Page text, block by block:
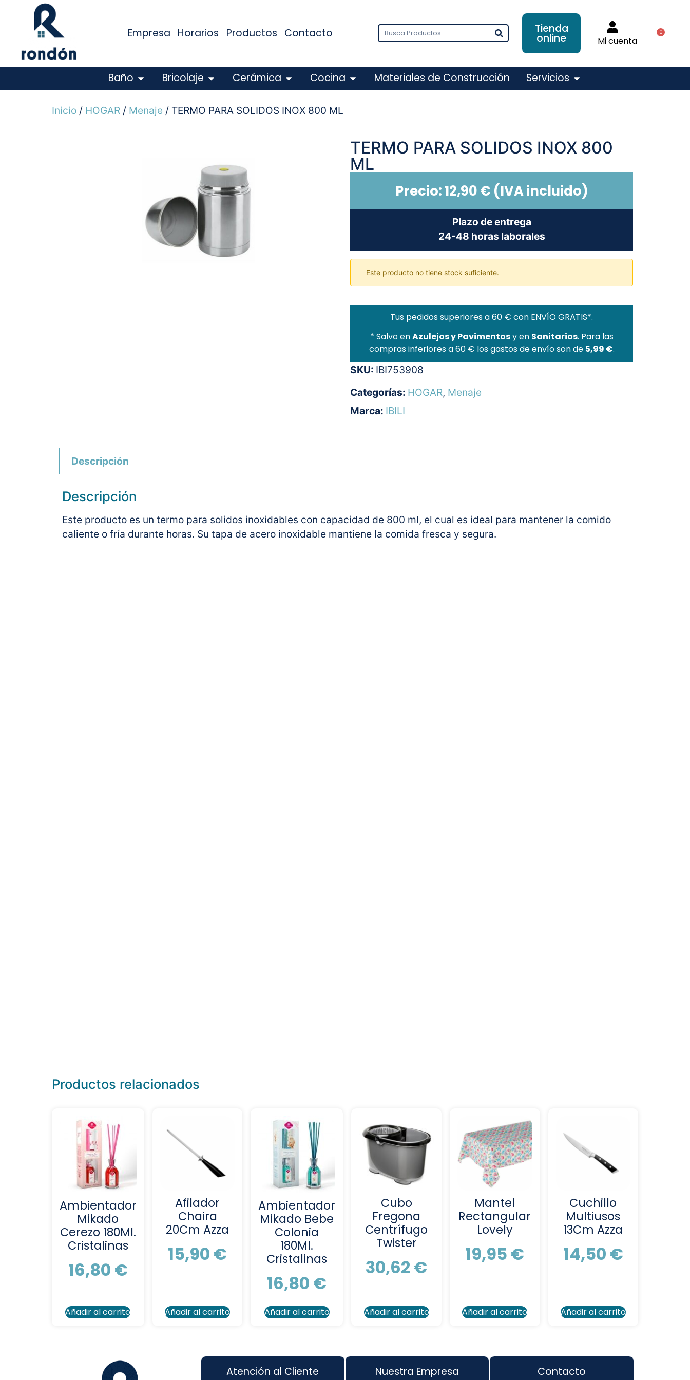
Empresa Horarios Productos Contacto Tienda
online Mi cuenta
0
Baño Bricolaje Cerámica Cocina Materiales de Construcción Servicios
Inicio/ HOGAR/ Menaje/ TERMO PARA SOLIDOS INOX 800 ML
TERMO PARA SOLIDOS INOX 800
ML
Precio:12,90€ (IVA incluido)
Plazo de entrega
24-48 horas laborales
Este producto no tiene stock suficiente.
Tus pedidos superiores a 60 € con ENVÍO GRATIS*.
* Salvo enAzulejos y Pavimentosy en Sanitarios. Para las
compras inferiores a 60 € los gastos de envío son de 5,99 €.
SKU: IBI753908
Categorías: HOGAR, Menaje
Marca: IBILI
Descripción
Descripción
Este producto es un termo para solidos inoxidables con capacidad de 800 ml, el cual es ideal para mantener la comido
caliente o fría durante horas. Su tapa de acero inoxidable mantiene la comida fresca y segura.
Productos relacionados
Ambientador
Mikado
Cerezo 180Ml.
Cristalinas
16,80 €
Añadir al carrito
Afilador
Chaira
20Cm Azza
15,90 €
Añadir al carrito
Ambientador
Mikado Bebe
Colonia
180Ml.
Cristalinas
16,80 €
Añadir al carrito
Cubo
Fregona
Centrífugo
Twister
30,62 €
Añadir al carrito
Mantel
Rectangular
Lovely
19,95 €
Añadir al carrito
Cuchillo
Multiusos
13Cm Azza
14,50 €
Añadir al carrito
Atención al Cliente Nuestra Empresa Contacto